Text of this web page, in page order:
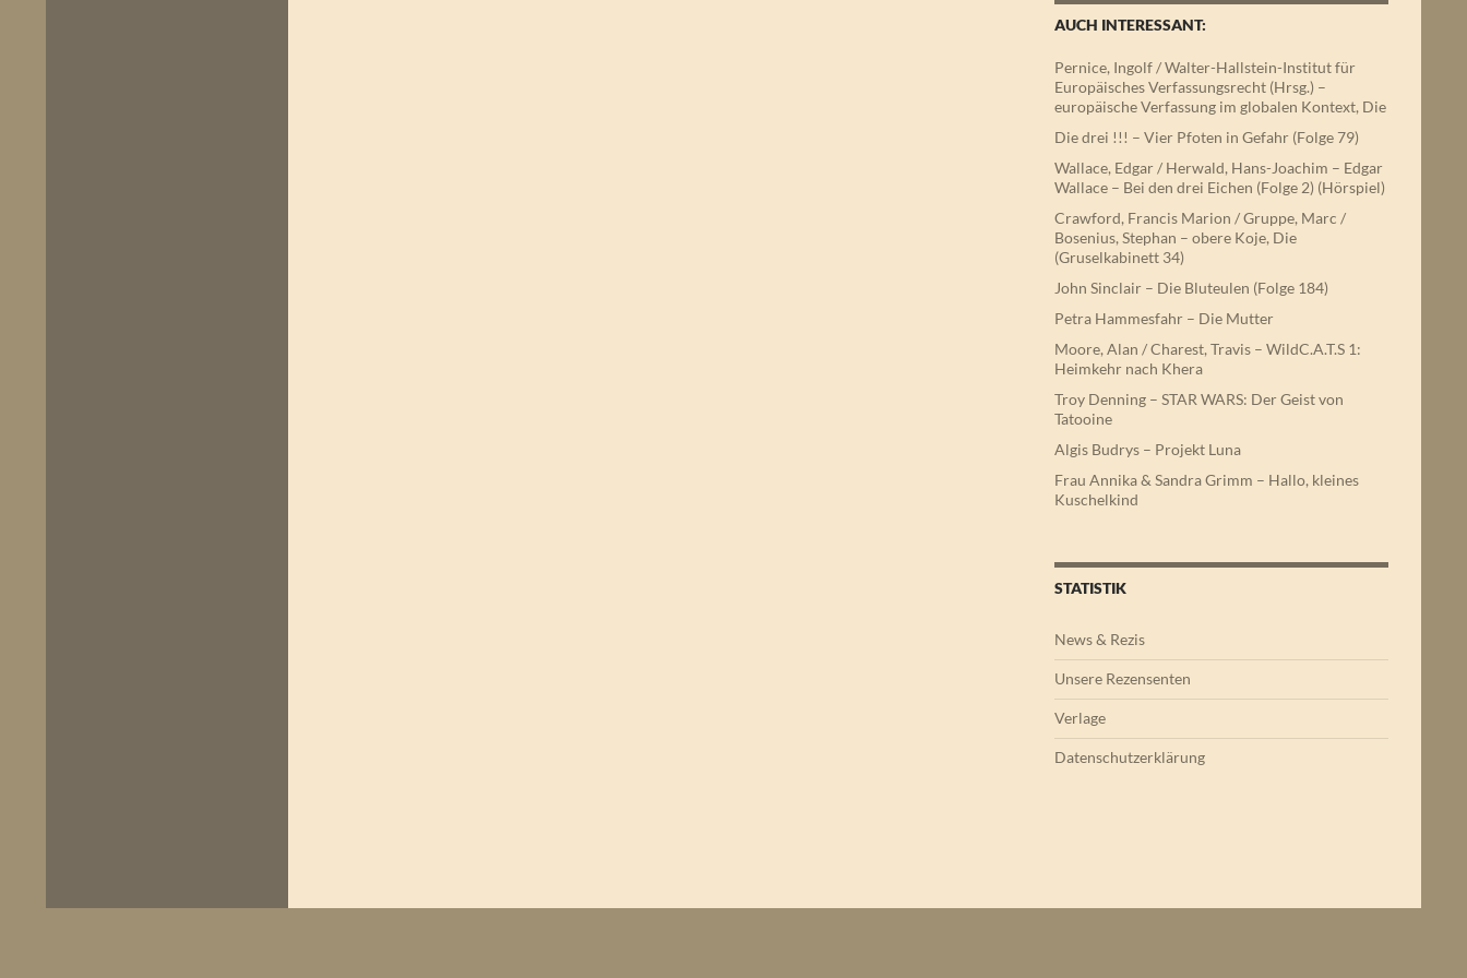
AUCH INTERESSANT:
Pernice, Ingolf / Walter-Hallstein-Institut für
Europäisches Verfassungsrecht (Hrsg.) –
europäische Verfassung im globalen Kontext, Die
Die drei !!! – Vier Pfoten in Gefahr (Folge 79)
Wallace, Edgar / Herwald, Hans-Joachim – Edgar
Wallace – Bei den drei Eichen (Folge 2) (Hörspiel)
Crawford, Francis Marion / Gruppe, Marc /
Bosenius, Stephan – obere Koje, Die
(Gruselkabinett 34)
John Sinclair – Die Bluteulen (Folge 184)
Petra Hammesfahr – Die Mutter
Moore, Alan / Charest, Travis – WildC.A.T.S 1:
Heimkehr nach Khera
Troy Denning – STAR WARS: Der Geist von
Tatooine
Algis Budrys – Projekt Luna
Frau Annika & Sandra Grimm – Hallo, kleines
Kuschelkind
STATISTIK
News & Rezis
Unsere Rezensenten
Verlage
Datenschutzerklärung